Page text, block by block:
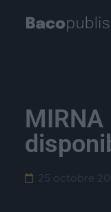
MIRNA
25 octobre